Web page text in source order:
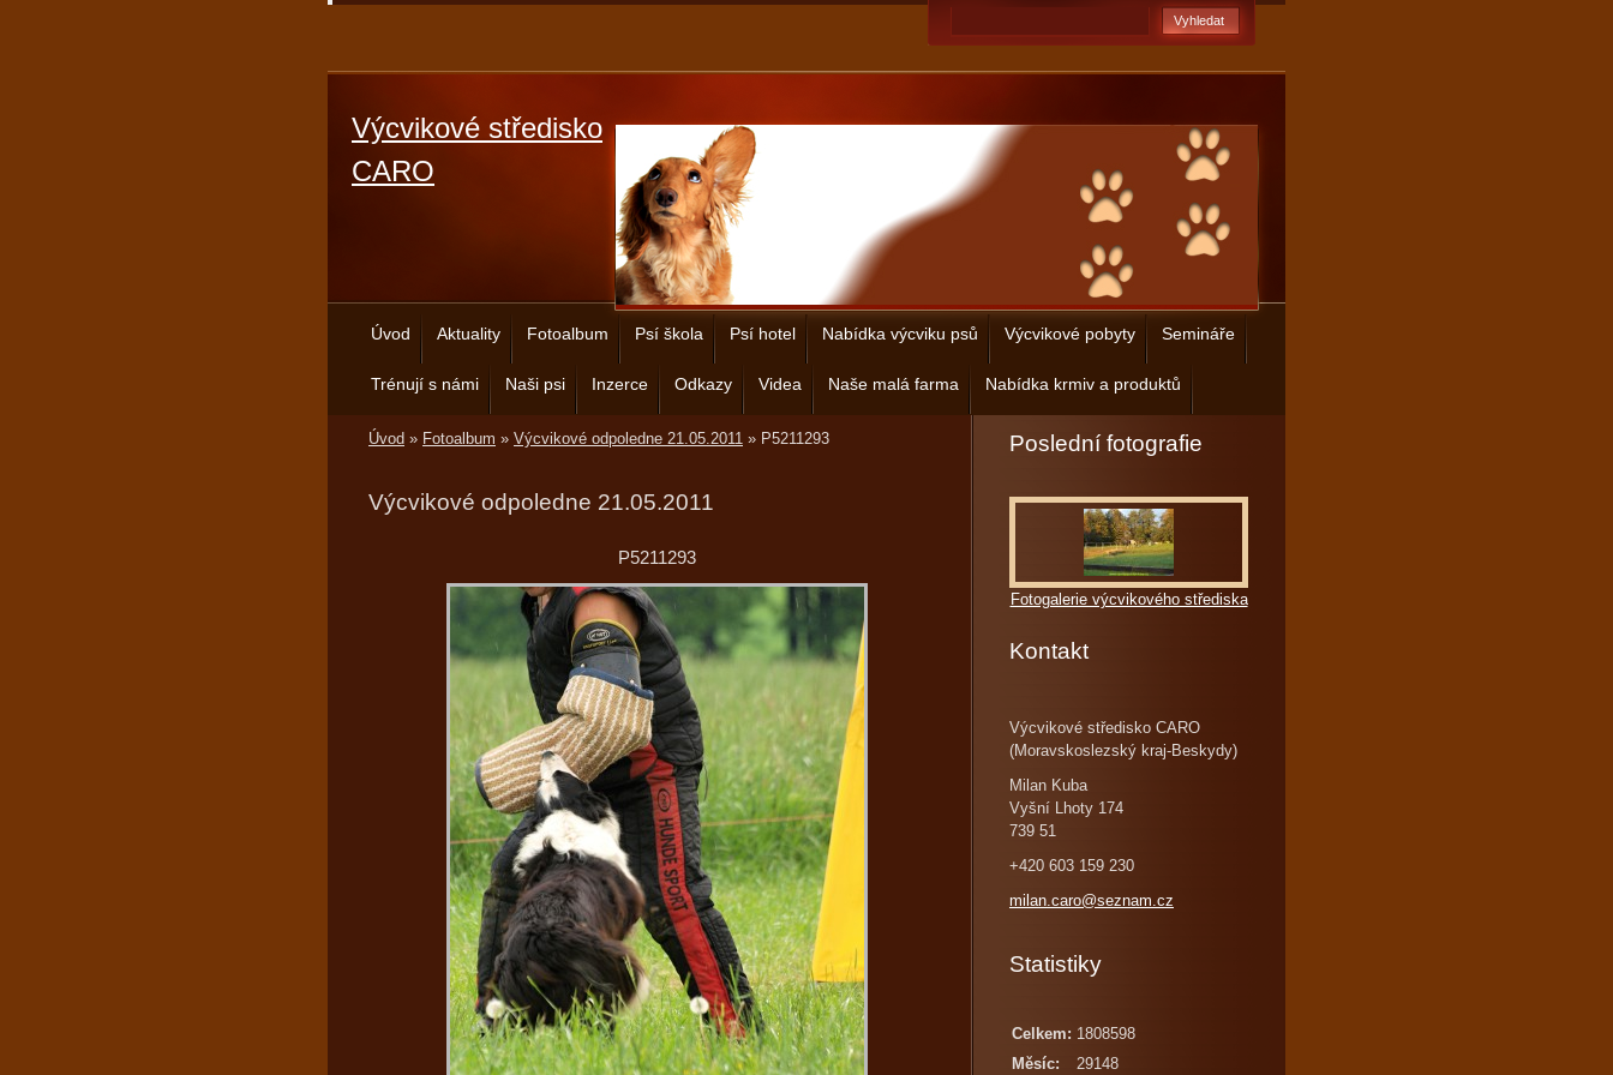
Výcvikové středisko
CARO
Úvod Aktuality Fotoalbum Psí škola Psí hotel Nabídka výcviku psů Výcvikové pobyty Semináře
Trénují s námi Naši psi Inzerce Odkazy Videa Naše malá farma Nabídka krmiv a produktů
Úvod » Fotoalbum » Výcvikové odpoledne 21.05.2011 » P5211293
Výcvikové odpoledne 21.05.2011
P5211293
Poslední fotografie
Fotogalerie výcvikového střediska
Kontakt
Výcvikové středisko CARO
(Moravskoslezský kraj-Beskydy)
Milan Kuba
Vyšní Lhoty 174
739 51
+420 603 159 230
milan.caro@seznam.cz
Statistiky
Celkem: 1808598
Měsíc:
29148